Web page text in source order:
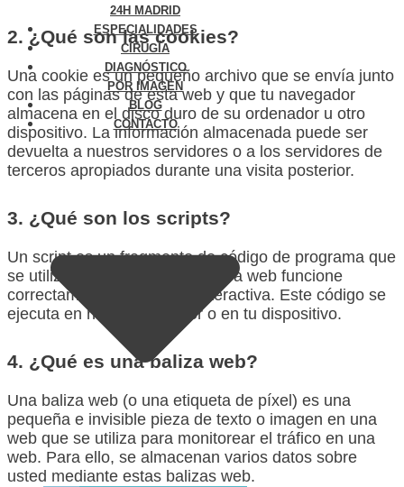
24H MADRID
ESPECIALIDADES
CIRUGÍA
DIAGNÓSTICO
POR IMAGEN
BLOG
CONTACTO
2. ¿Qué son las cookies?
Una cookie es un pequeño archivo que se envía junto
con las páginas de esta web y que tu navegador
almacena en el disco duro de su ordenador u otro
dispositivo. La información almacenada puede ser
devuelta a nuestros servidores o a los servidores de
terceros apropiados durante una visita posterior.
3. ¿Qué son los scripts?
Un script es un fragmento de código de programa que
se utiliza para hacer que nuestra web funcione
correctamente y de forma interactiva. Este código se
ejecuta en nuestro servidor o en tu dispositivo.
4. ¿Qué es una baliza web?
Una baliza web (o una etiqueta de píxel) es una
pequeña e invisible pieza de texto o imagen en una
web que se utiliza para monitorear el tráfico en una
web. Para ello, se almacenan varios datos sobre
usted mediante estas balizas web.